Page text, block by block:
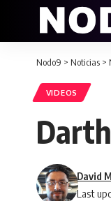
Nodo9 > Noticias >
VIDEOS
Last
David